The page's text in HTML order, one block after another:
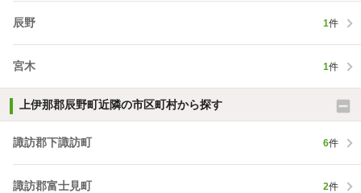
辰野 1件
宮木 1件
上伊那郡辰野町近隣の市区町村から探す
諏訪郡下諏訪町 6件
諏訪郡富士見町 2件